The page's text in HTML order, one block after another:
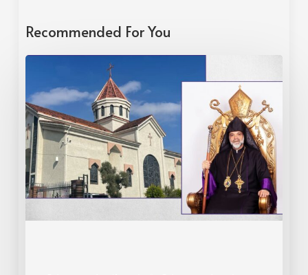
Recommended For You